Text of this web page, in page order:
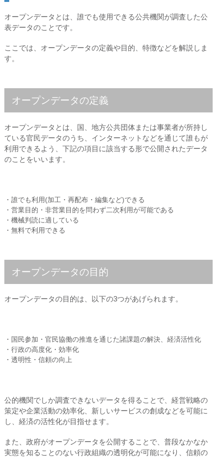
オープンデータとは、誰でも使用できる公共機関が調査した公
表データのことです。
ここでは、オープンデータの定義や目的、特徴などを解説しま
す。
オープンデータの定義
オープンデータとは、国、地方公共団体または事業者が所持し
ている官民データのうち、インターネットなどを通じて誰もが
利用できるよう、下記の項目に該当する形で公開されたデータ
のことをいいます。
・誰でも利用(加工・再配布・編集など)できる
・営業目的・非営業目的を問わず二次利用が可能である
・機械判読に適している
・無料で利用できる
オープンデータの目的
オープンデータの目的は、以下の3つがあげられます。
・国民参加・官民協働の推進を通じた諸課題の解決、経済活性化
・行政の高度化・効率化
・透明性・信頼の向上
公的機関でしか調査できないデータを得ることで、経営戦略の
策定や企業活動の効率化、新しいサービスの創成などを可能に
し、経済の活性化が目指せます。
また、政府がオープンデータを公開することで、普段なかなか
実態を知ることのない行政組織の透明化が可能になり、信頼の